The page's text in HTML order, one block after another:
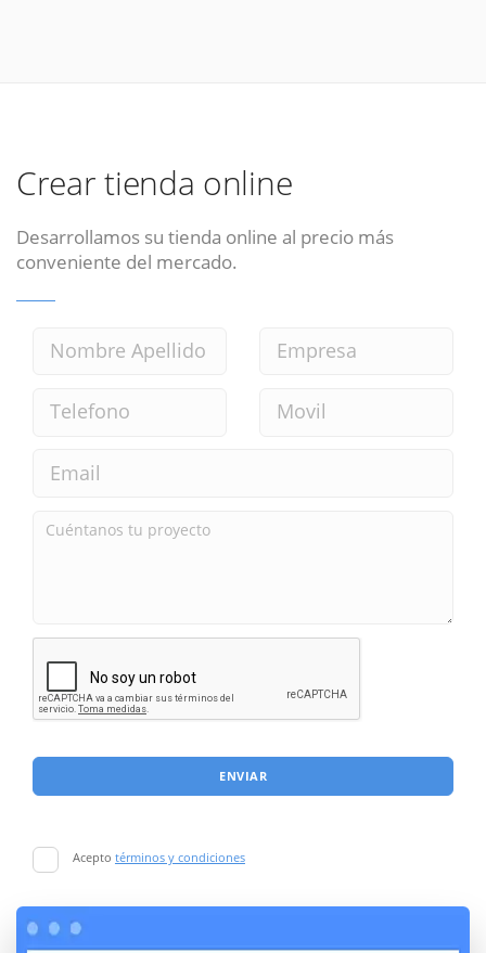
Crear tienda online
Desarrollamos su tienda online al precio más
conveniente del mercado.
ENVIAR
Acepto términos y condiciones